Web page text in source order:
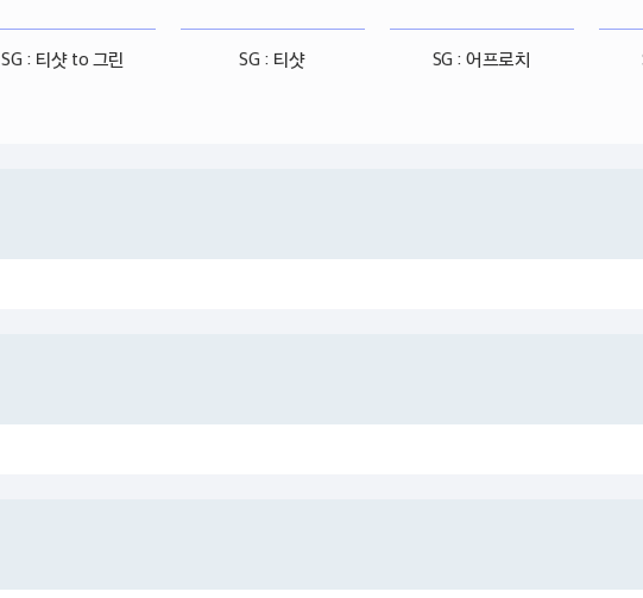
SG : 티샷 to 그린 SG : 티샷 SG : 어프로치